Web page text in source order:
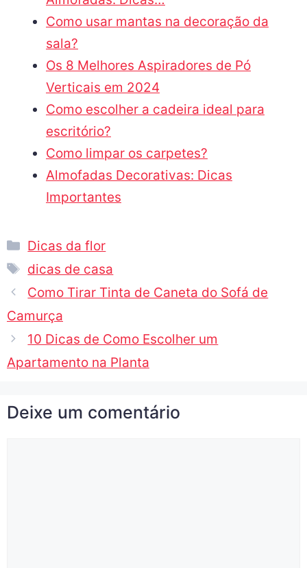
Como usar mantas na decoração da
sala?
Os 8 Melhores Aspiradores de Pó
Verticais em 2024
Como escolher a cadeira ideal para
escritório?
Como limpar os carpetes?
Almofadas Decorativas: Dicas
Importantes
Dicas da flor
dicas de casa
Como Tirar Tinta de Caneta do Sofá de
Camurça
10 Dicas de Como Escolher um
Apartamento na Planta
Deixe um comentário